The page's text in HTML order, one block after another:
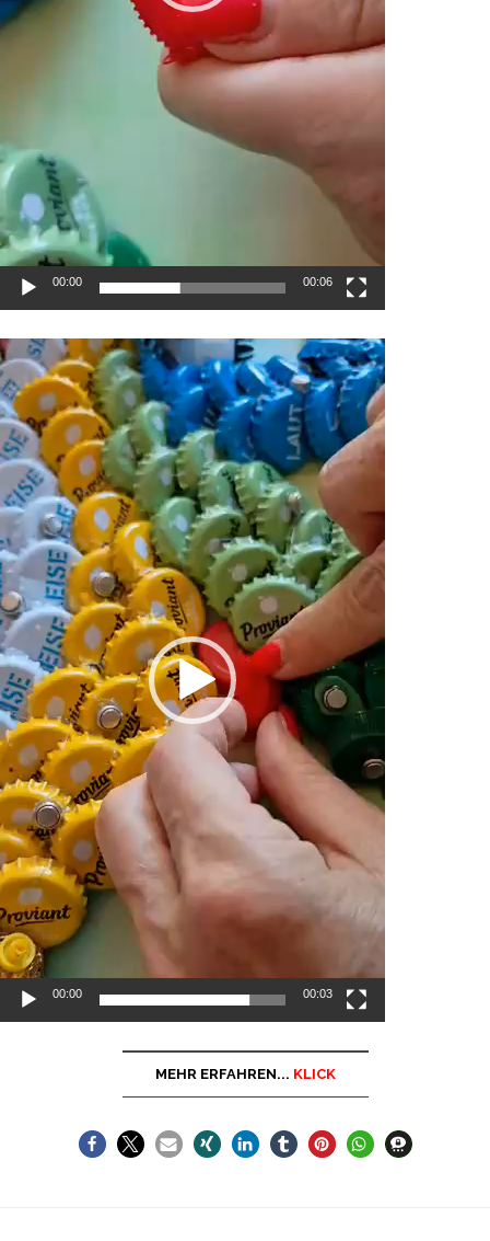
00:00 00:06
Video-
Player
00:00 00:03
MEHR ERFAHREN... KLICK